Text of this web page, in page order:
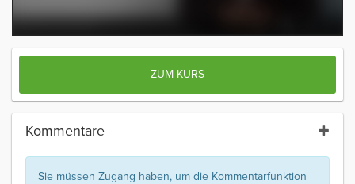
ZUM KURS
Kommentare
Sie müssen Zugang haben, um die Kommentarfunktion